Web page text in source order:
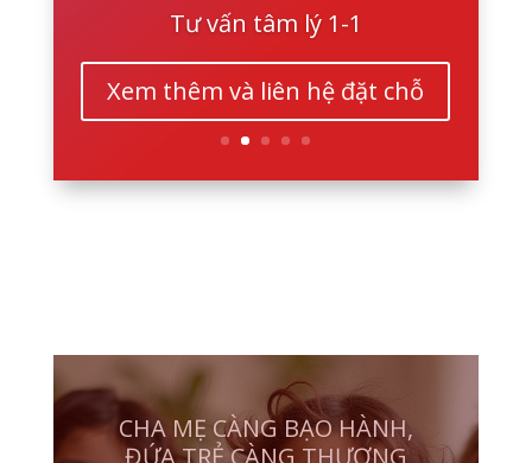
Tư vấn tâm lý 1-1
Xem thêm và liên hệ đặt chỗ